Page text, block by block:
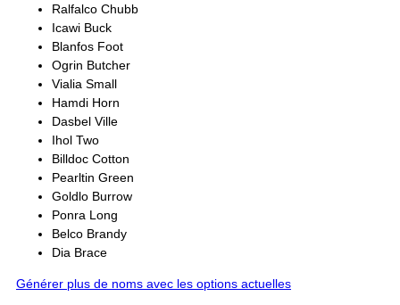
Ralfalco Chubb
Icawi Buck
Blanfos Foot
Ogrin Butcher
Vialia Small
Hamdi Horn
Dasbel Ville
Ihol Two
Billdoc Cotton
Pearltin Green
Goldlo Burrow
Ponra Long
Belco Brandy
Dia Brace
Générer plus de noms avec les options actuelles